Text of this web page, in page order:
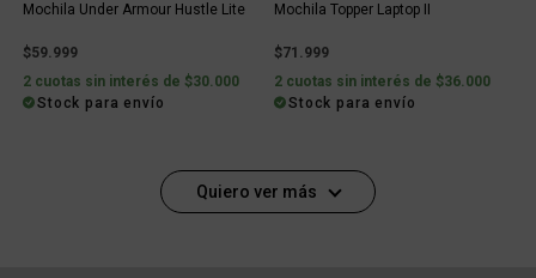
Mochila Under Armour Hustle Lite
$59.999
2 cuotas sin interés de $30.000
Stock para envío
Mochila Topper Laptop II
$71.999
2 cuotas sin interés de $36.000
Stock para envío
Quiero ver más